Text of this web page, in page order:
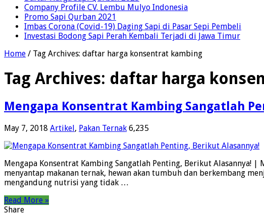
Company Profile CV. Lembu Mulyo Indonesia
Promo Sapi Qurban 2021
Imbas Corona (Covid-19) Daging Sapi di Pasar Sepi Pembeli
Investasi Bodong Sapi Perah Kembali Terjadi di Jawa Timur
Home / Tag Archives: daftar harga konsentrat kambing
Tag Archives: daftar harga
Mengapa Konsentrat Kambing Sangatlah
May 7, 2018 Artikel, Pakan Ternak 6,235
Mengapa Konsentrat Kambing Sangatlah Penting, Berikut Alasannya!
menyantap makanan ternak, hewan akan tumbuh dan berkembang
mengandung nutrisi yang tidak …
Read More »
Share